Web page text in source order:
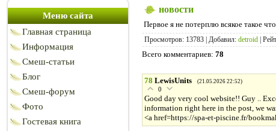
Меню сайта
Главная страница
Информация
Смеш-статьи
Блог
Смеш-форум
Фото
Гостевая книга
новости
Первое я не потерплю всякое такое
Просмотров: 13783 | Добавил: detroid
Всего комментариев: 78
78 LewisUnits (21.05.2026 22:52)
0
Good day very cool website!! Guy ..
information right here in the post, we
<a href=https://spa-et-piscine.fr/